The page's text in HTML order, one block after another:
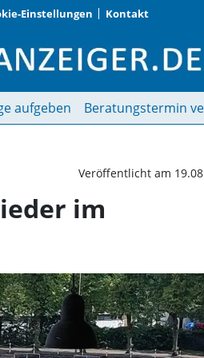
Einstellungen Kontakt
aufgeben Beratungstermin
Veröffentlicht am
im